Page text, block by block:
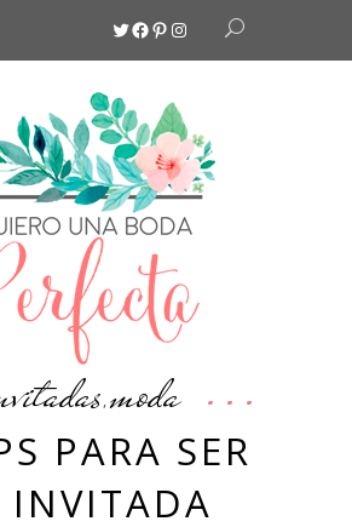
Twitter
Facebook
Pinterest
Instagram
,moda
PARA SER
INVITADA